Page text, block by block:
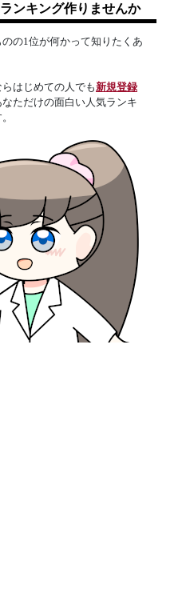
ンキング作りませんか
の1位が何かって知りたくあ
らはじめての人でも新規登録
ただけの面白い人気ランキ